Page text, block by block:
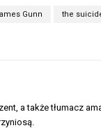
Gunn the
a także tłumacz